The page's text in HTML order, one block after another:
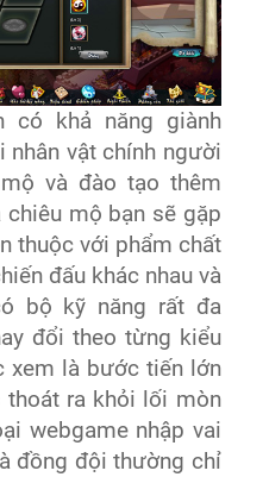
có khả năng giành
nhân vật chính người
và đào tạo thêm
chiêu mộ bạn sẽ gặp
thuộc với phẩm chất
đấu khác nhau và
bộ kỹ năng rất đa
đổi theo từng kiểu
xem là bước tiến lớn
ra khỏi lối mòn
webgame nhập vai
đồng đội thường chỉ